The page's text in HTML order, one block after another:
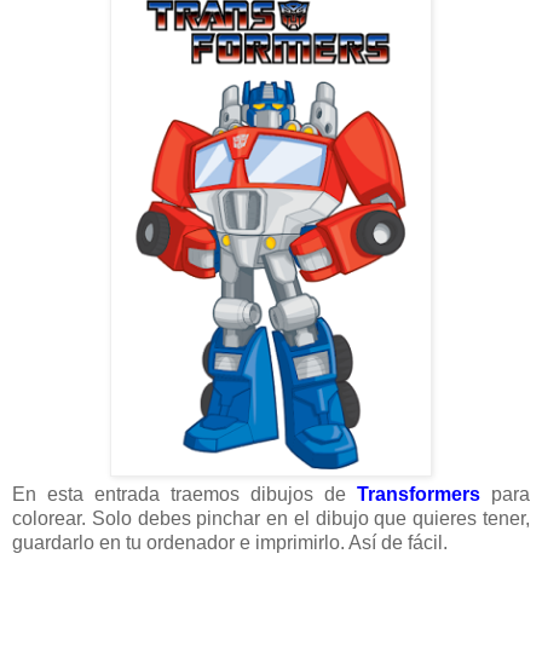
En esta entrada traemos dibujos de Transformers para
colorear. Solo debes pinchar en el dibujo que quieres tener,
guardarlo en tu ordenador e imprimirlo. Así de fácil.